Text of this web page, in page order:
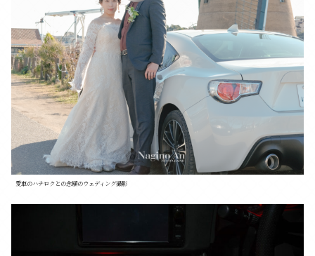
愛車のハチロクとの念願のウェディング撮影